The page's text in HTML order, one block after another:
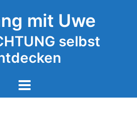
mit Uwe
selbst